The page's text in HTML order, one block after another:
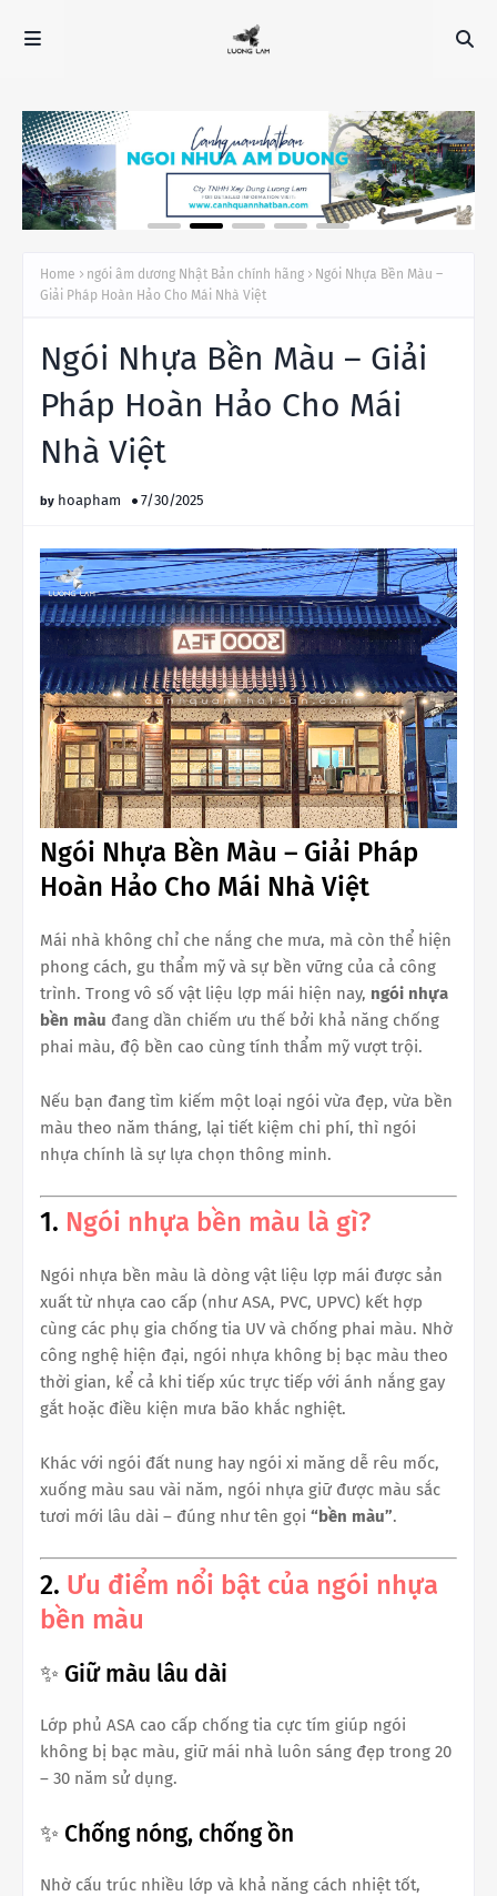
Home ngói âm dương Nhật Bản chính hãng
Ngói Nhựa Bền Màu –
Giải Pháp Hoàn Hảo Cho Mái Nhà Việt
Ngói Nhựa Bền Màu – Giải
Pháp Hoàn Hảo Cho Mái
Nhà Việt
hoapham 7/30/2025
Ngói Nhựa Bền Màu – Giải Pháp
Hoàn Hảo Cho Mái Nhà Việt
Mái nhà không chỉ che nắng che mưa, mà còn thể hiện
phong cách, gu thẩm mỹ và sự bền vững của cả công
trình. Trong vô số vật liệu lợp mái hiện nay, ngói nhựa
bền màu đang dần chiếm ưu thế bởi khả năng chống
phai màu, độ bền cao cùng tính thẩm mỹ vượt trội.
Nếu bạn đang tìm kiếm một loại ngói vừa đẹp, vừa bền
màu theo năm tháng, lại tiết kiệm chi phí, thì ngói
nhựa chính là sự lựa chọn thông minh.
1. Ngói nhựa bền màu là gì?
Ngói nhựa bền màu là dòng vật liệu lợp mái được sản
xuất từ nhựa cao cấp (như ASA, PVC, UPVC) kết hợp
cùng các phụ gia chống tia UV và chống phai màu. Nhờ
công nghệ hiện đại, ngói nhựa không bị bạc màu theo
thời gian, kể cả khi tiếp xúc trực tiếp với ánh nắng gay
gắt hoặc điều kiện mưa bão khắc nghiệt.
Khác với ngói đất nung hay ngói xi măng dễ rêu mốc,
xuống màu sau vài năm, ngói nhựa giữ được màu sắc
tươi mới lâu dài – đúng như tên gọi “bền màu”.
2. Ưu điểm nổi bật của ngói nhựa
bền màu
✨ Giữ màu lâu dài
Lớp phủ ASA cao cấp chống tia cực tím giúp ngói
không bị bạc màu, giữ mái nhà luôn sáng đẹp trong 20
– 30 năm sử dụng.
✨ Chống nóng, chống ồn
Nhờ cấu trúc nhiều lớp và khả năng cách nhiệt tốt,